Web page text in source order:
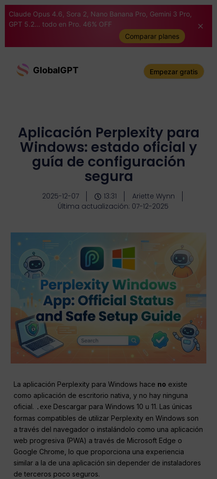
Claude Opus 4.6, Sora 2, Nano Banana Pro, Gemini 3 Pro,
GPT 5.2... todo en Pro. 46% OFF
Comparar planes
GlobalGPT Empezar gratis
Aplicación Perplexity para
Windows: estado oficial y
guía de configuración
segura
2025-12-07 13:31
Ariette Wynn
Última actualización: 07-12-2025
La aplicación Perplexity para Windows hace no existe
como aplicación de escritorio nativa, y no hay ninguna
oficial. .exe Descargar para Windows 10 u 11. Las únicas
formas compatibles de utilizar Perplexity en Windows son
a través del navegador o instalándolo como una aplicación
web progresiva (PWA) a través de Microsoft Edge o
Google Chrome, lo que proporciona una experiencia
similar a la de una aplicación sin depender de instaladores
de terceros poco seguros.